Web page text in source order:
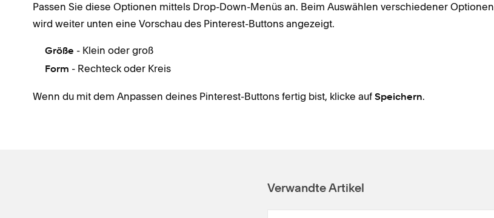
Passen Sie diese Optionen mittels Drop-Down-Menüs an. Beim Auswählen verschiedener Optionen
wird weiter unten eine Vorschau des Pinterest-Buttons angezeigt.
Größe - Klein oder groß
Form - Rechteck oder Kreis
Wenn du mit dem Anpassen deines Pinterest-Buttons fertig bist, klicke auf Speichern.
Verwandte Artikel